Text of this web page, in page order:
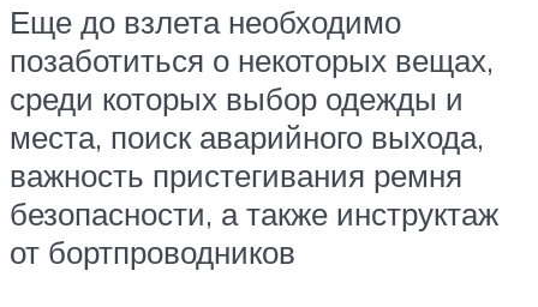
Еще до взлета необходимо
позаботиться о некоторых вещах,
среди которых выбор одежды и
места, поиск аварийного выхода,
важность пристегивания ремня
безопасности, а также инструктаж
от бортпроводников